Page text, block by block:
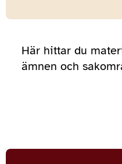
Här hittar du
ämnen och